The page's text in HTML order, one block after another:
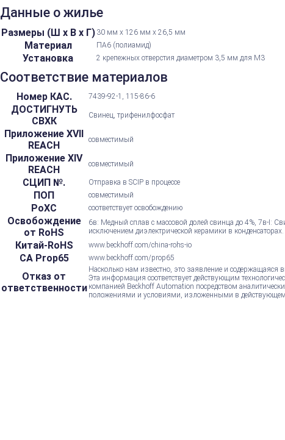
Данные о жилье
Размеры (Ш х В х Г) 30 мм х 126 мм х 26,5 мм
Материал ПА6 (полиамид)
Установка 2 крепежных отверстия диаметром 3,5 мм для M3
Соответствие материалов
Номер КАС. 7439-92-1, 115-86-6
ДОСТИГНУТЬ
СВХК
Свинец, трифенилфосфат
Приложение XVII
REACH
совместимый
Приложение XIV
REACH
совместимый
СЦИП №. Отправка в SCIP в процессе
ПОП совместимый
РоХС соответствует освобождению
Освобождение
от RoHS
6в: Медный сплав с массовой долей свинца до 4%, 7в-I:
исключением диэлектрической керамики в конденсаторах.
Китай-RoHS www.beckhoff.com/china-rohs-io
CA Prop65 www.beckhoff.com/prop65
Отказ от
ответственности
Насколько нам известно, это заявление и
Эта информация соответствует действующим
компанией Beckhoff Automation посредством
положениями и условиями, изложенными в